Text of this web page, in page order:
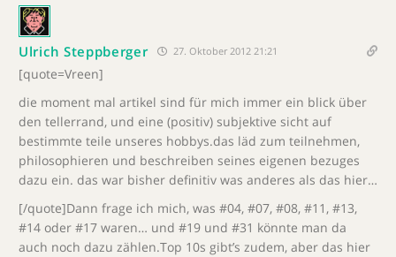
Ulrich Steppberger 27. Oktober 2012 21:21
[quote=Vreen]
die moment mal artikel sind für mich immer ein blick über
den tellerrand, und eine (positiv) subjektive sicht auf
bestimmte teile unseres hobbys.das läd zum teilnehmen,
philosophieren und beschreiben seines eigenen bezuges
dazu ein. das war bisher definitiv was anderes als das hier…
[/quote]Dann frage ich mich, was #04, #07, #08, #11, #13,
#14 oder #17 waren… und #19 und #31 könnte man da
auch noch dazu zählen.Top 10s gibt’s zudem, aber das hier